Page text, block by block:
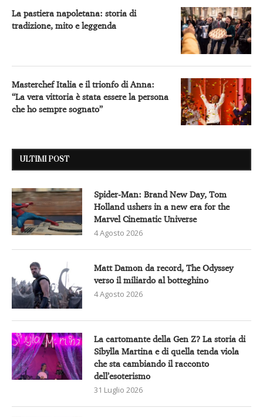
La pastiera napoletana: storia di
tradizione, mito e leggenda
Masterchef Italia e il trionfo di Anna:
“La vera vittoria è stata essere la persona
che ho sempre sognato”
ULTIMI POST
Spider-Man: Brand New Day, Tom
Holland ushers in a new era for the
Marvel Cinematic Universe
4 Agosto 2026
Matt Damon da record, The Odyssey
verso il miliardo al botteghino
4 Agosto 2026
La cartomante della Gen Z? La storia di
Sibylla Martina e di quella tenda viola
che sta cambiando il racconto
dell’esoterismo
31 Luglio 2026